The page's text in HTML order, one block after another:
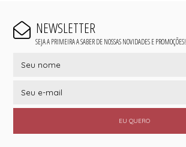
NEWSLETTER
SEJA A PRIMEIRA A SABER DE NOSSAS NOVIDADES E PROMOÇÕES!
EU QUERO